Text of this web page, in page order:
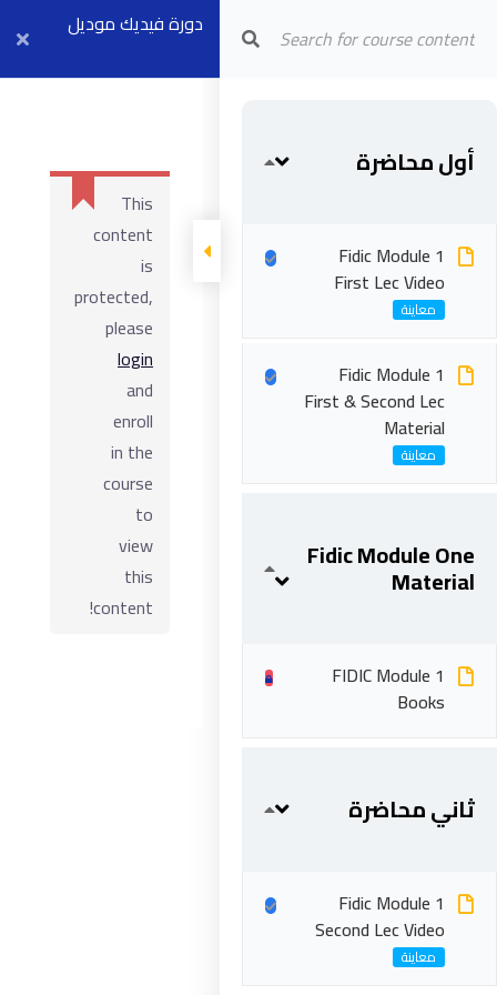
Arab Center for Arbitration
دورة فيديك موديل
١ بث مباشر ٢٣
أول محاضرة
Fidic Module 1
First Lec Video
Fidic Module 1
First & Second Lec
Material
Fidic Module One
Material
FIDIC Module 1
Books
ثاني محاضرة
Fidic Module 1
Second Lec Video
This
content
is
protected,
please
login
and
enroll
in the
course
to
view
this
content!
ابقى على تواصل
201287888051+
info@acarea.com.eg